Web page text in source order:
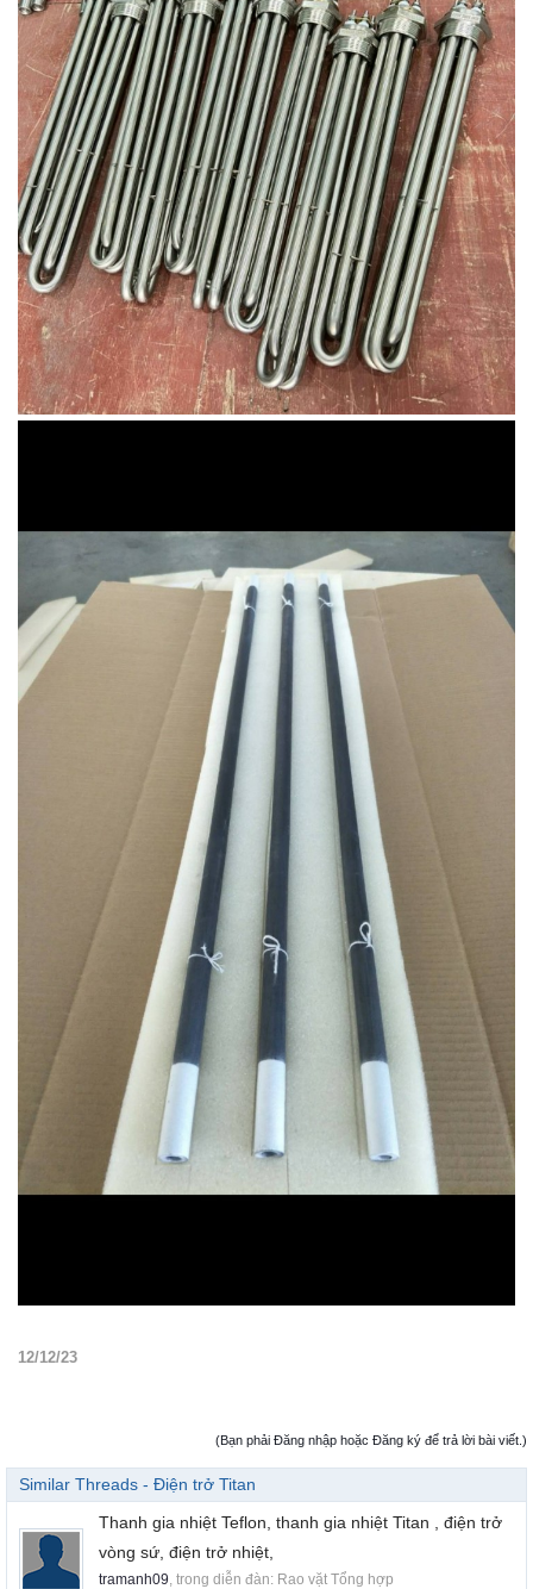
12/12/23
(Bạn phải Đăng nhập hoặc Đăng ký để trả lời bài viết.)
Similar Threads - Điện trở Titan
Thanh gia nhiệt Teflon, thanh gia nhiệt Titan , điện trở
vòng sứ, điện trở nhiệt,
tramanh09 , trong diễn đàn: Rao vặt Tổng hợp